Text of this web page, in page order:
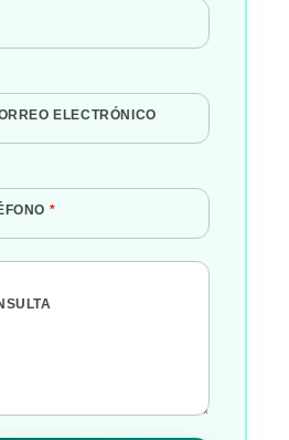
ELECTRÓNICO
*